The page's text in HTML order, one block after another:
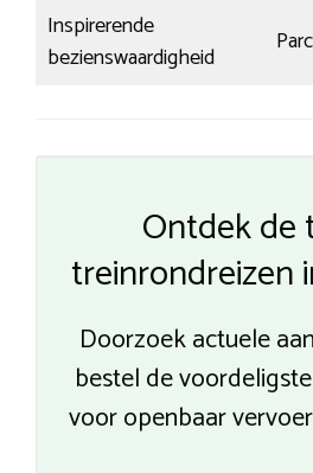
Inspirerende
bezienswaardigheid
Ontdek de
treinrondreizen
Doorzoek actuele
bestel de
voor openbaar